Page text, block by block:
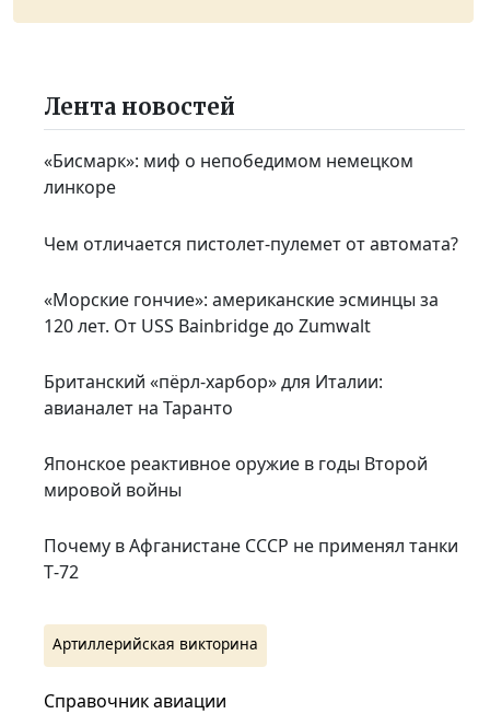
Лента новостей
«Бисмарк»: миф о непобедимом немецком
линкоре
Чем отличается пистолет-пулемет от автомата?
«Морские гончие»: американские эсминцы за
120 лет. От USS Bainbridge до Zumwalt
Британский «пёрл-харбор» для Италии:
авианалет на Таранто
Японское реактивное оружие в годы Второй
мировой войны
Почему в Афганистане СССР не применял танки
Т‑72
Артиллерийская викторина
Справочник авиации